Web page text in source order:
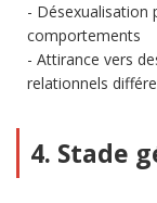
Désexualisation
comportements
Attirance vers
relationnels
4. Stade